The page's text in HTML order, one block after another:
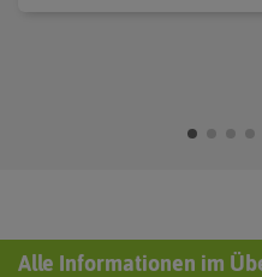
Alle Informationen im